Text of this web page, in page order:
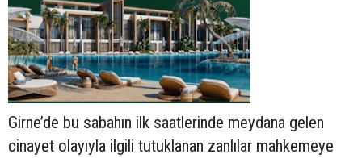
Girne’de bu sabahın ilk saatlerinde meydana gelen
cinayet olayıyla ilgili tutuklanan zanlılar mahkemeye